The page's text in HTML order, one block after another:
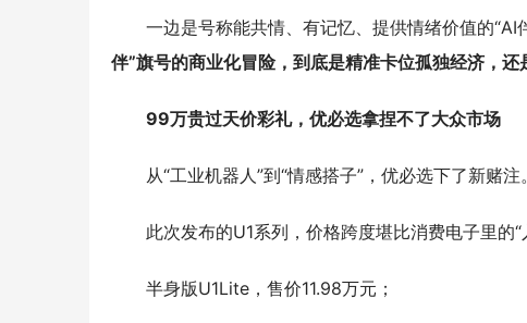
一边是号称能共情、有记忆、提供情绪价值的“AI
伴”旗号的商业化冒险，到底是精准卡位孤独经济，还
99万贵过天价彩礼，优必选拿捏不了大众市场
从“工业机器人”到“情感搭子”，优必选下了新赌注。
此次发布的U1系列，价格跨度堪比消费电子里的“
半身版U1Lite，售价11.98万元；